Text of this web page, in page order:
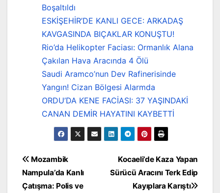
Boşaltıldı
ESKİŞEHİR’DE KANLI GECE: ARKADAŞ
KAVGASINDA BIÇAKLAR KONUŞTU!
Rio’da Helikopter Faciası: Ormanlık Alana
Çakılan Hava Aracında 4 Ölü
Saudi Aramco’nun Dev Rafinerisinde
Yangın! Cizan Bölgesi Alarmda
ORDU’DA KENE FACİASI: 37 YAŞINDAKİ
CANAN DEMİR HAYATINI KAYBETTİ
Yazı
gezinmesi
Kocaeli’de Kaza Yapan
Sürücü Aracını Terk Edip
Kayıplara Karıştı
Mozambik
Nampula’da Kanlı
Çatışma: Polis ve